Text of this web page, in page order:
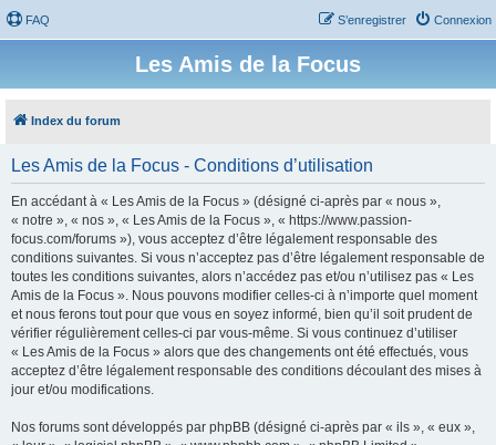
FAQ Connexion
S’enregistrer
Les Amis de la Focus
Index du forum
Les Amis de la Focus - Conditions d’utilisation
En accédant à « Les Amis de la Focus » (désigné ci-après par « nous »,
« notre », « nos », « Les Amis de la Focus », « https://www.passion-
focus.com/forums »), vous acceptez d’être légalement responsable des
conditions suivantes. Si vous n’acceptez pas d’être légalement responsable de
toutes les conditions suivantes, alors n’accédez pas et/ou n’utilisez pas « Les
Amis de la Focus ». Nous pouvons modifier celles-ci à n’importe quel moment
et nous ferons tout pour que vous en soyez informé, bien qu’il soit prudent de
vérifier régulièrement celles-ci par vous-même. Si vous continuez d’utiliser
« Les Amis de la Focus » alors que des changements ont été effectués, vous
acceptez d’être légalement responsable des conditions découlant des mises à
jour et/ou modifications.
Nos forums sont développés par phpBB (désigné ci-après par « ils », « eux »,